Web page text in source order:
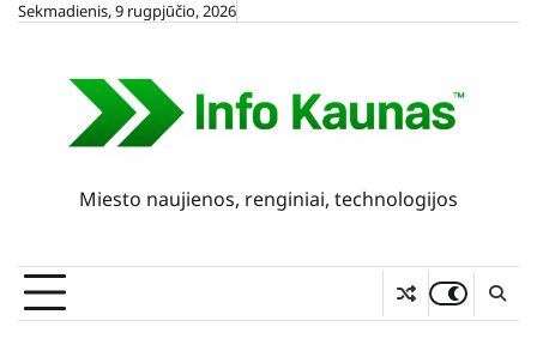
SkipSekmadienis, 9 rugpjūčio, 2026
Miesto naujienos, renginiai, technologijos